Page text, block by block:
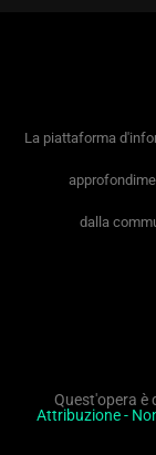
La piattaforma
dalla
Quest'opera
Attribuzione -